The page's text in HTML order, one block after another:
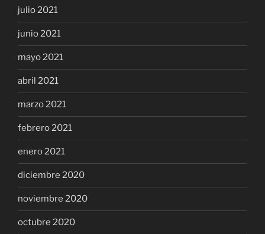
julio 2021
junio 2021
mayo 2021
abril 2021
marzo 2021
febrero 2021
enero 2021
diciembre 2020
noviembre 2020
octubre 2020